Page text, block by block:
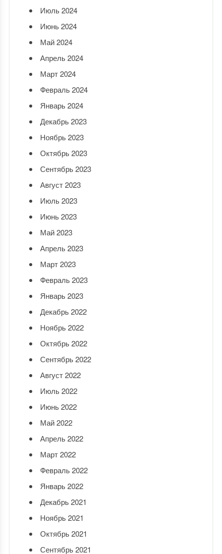
Июль 2024
Июнь 2024
Май 2024
Апрель 2024
Март 2024
Февраль 2024
Январь 2024
Декабрь 2023
Ноябрь 2023
Октябрь 2023
Сентябрь 2023
Август 2023
Июль 2023
Июнь 2023
Май 2023
Апрель 2023
Март 2023
Февраль 2023
Январь 2023
Декабрь 2022
Ноябрь 2022
Октябрь 2022
Сентябрь 2022
Август 2022
Июль 2022
Июнь 2022
Май 2022
Апрель 2022
Март 2022
Февраль 2022
Январь 2022
Декабрь 2021
Ноябрь 2021
Октябрь 2021
Сентябрь 2021